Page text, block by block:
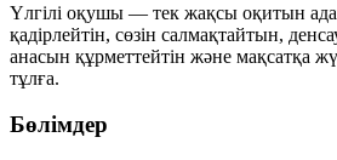
Үлгілі оқушы — тек жақсы оқитын
қадірлейтін, сөзін салмақтайтын,
анасын құрметтейтін және мақсатқа
тұлға.
Бөлімдер